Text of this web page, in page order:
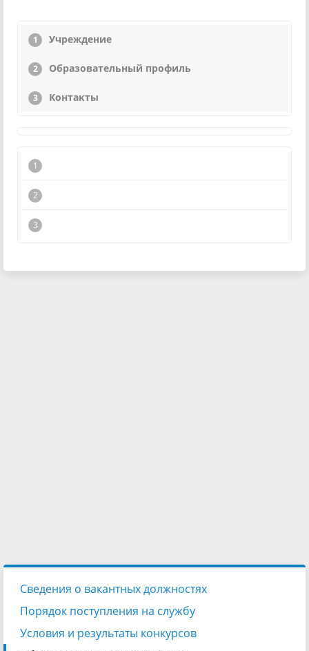
Учреждение
Образовательный профиль
Контакты
Сведения о вакантных должностях
Порядок поступления на службу
Условия и результаты конкурсов